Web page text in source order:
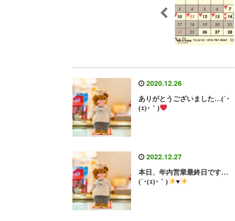
2020.12.26
ありがとうございました…(´･
(ｪ)･｀)
2022.12.27
本日、年内営業最終日です…
(´･(ｪ)･｀)
♥️